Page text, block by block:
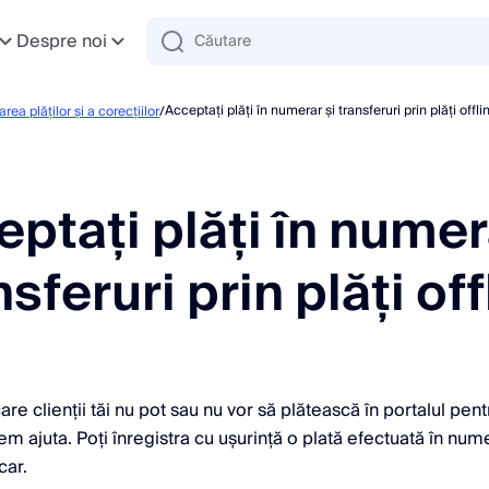
Despre noi
plăților și a corecțiilor/Acceptați plăți în numerar și transferuri prin plăți
plăți în
prin plăți
clienții tăi nu pot sau nu vor să plătească în portalul
ajuta. Poți înregistra cu ușurință o plată efectuată în